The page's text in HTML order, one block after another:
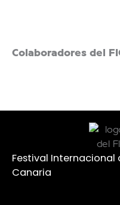
Colaboradores del
Festival Internacional
Canaria